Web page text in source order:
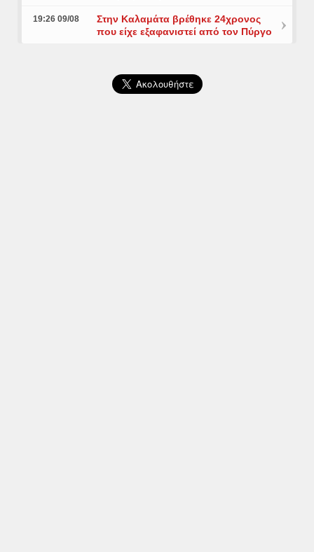
19:26 09/08
Στην Καλαμάτα βρέθηκε 24χρονος
που είχε εξαφανιστεί από τον Πύργο